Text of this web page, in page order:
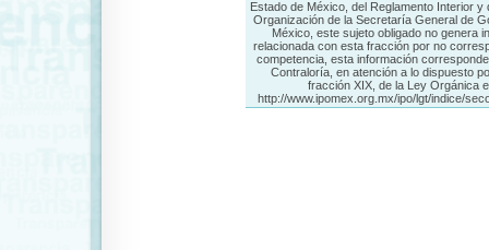
Estado de México, del Reglamento Interior y
Organización de la Secretaría General de
México, este sujeto obligado no genera
relacionada con esta fracción por no
competencia, esta información
Contraloría, en atención a lo dispuesto
fracción XIX, de la Ley Orgánica
http://www.ipomex.org.mx/ipo/lgt/indice/